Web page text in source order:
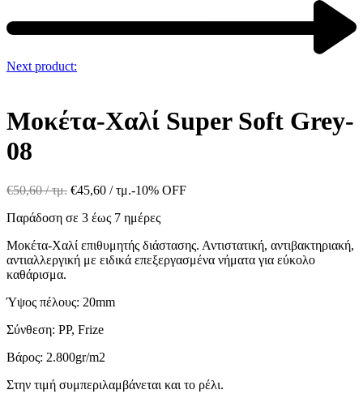
Next product:
Μοκέτα-Χαλί Super Soft Grey-
08
€50,60/ τμ. €45,60 / τμ.-10% OFF
Παράδοση σε 3 έως 7 ημέρες
Μοκέτα-Χαλί επιθυμητής διάστασης. Αντιστατική, αντιβακτηριακή,
αντιαλλεργική με ειδικά επεξεργασμένα νήματα για εύκολο
καθάρισμα.
Ύψος πέλους: 20mm
Σύνθεση: PP, Frize
Βάρος: 2.800gr/m2
Στην τιμή συμπεριλαμβάνεται και το ρέλι.